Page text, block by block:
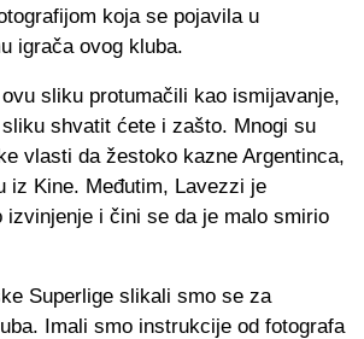
koja se pojavila u
igrača ovog kluba.
sliku protumačili kao ismijavanje,
shvatit ćete i zašto. Mnogi su
vlasti da žestoko kazne Argentinca,
iz Kine. Međutim, Lavezzi je
izvinjenje i čini se da je malo smirio
Superlige slikali smo se za
Imali smo instrukcije od fotografa